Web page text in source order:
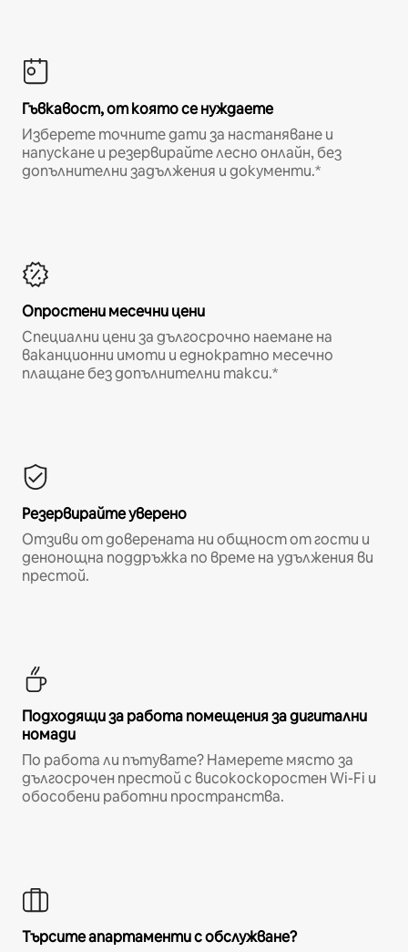
Гъвкавост, от която се нуждаете
Изберете точните дати за настаняване и
напускане и резервирайте лесно онлайн, без
допълнителни задължения и документи.*
Опростени месечни цени
Специални цени за дългосрочно наемане на
ваканционни имоти и еднократно месечно
плащане без допълнителни такси.*
Резервирайте уверено
Отзиви от доверената ни общност от гости и
денонощна поддръжка по време на удължения ви
престой.
Подходящи за работа помещения за дигитални
номади
По работа ли пътувате? Намерете място за
дългосрочен престой с високоскоростен Wi-Fi и
обособени работни пространства.
Търсите апартаменти с обслужване?